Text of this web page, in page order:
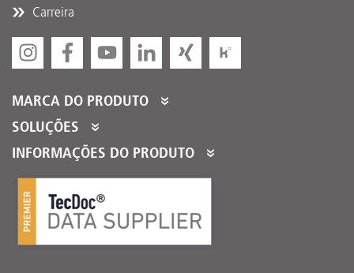
Carreira
MARCA DO PRODUTO
DT Spare Parts
SOLUÇÕES
Partner Portal
Serviços para Parceiros
Conclusão Logística
DTQS
INFORMAÇÕES DO PRODUTO
Catálogos de Produtos
Product Promotions